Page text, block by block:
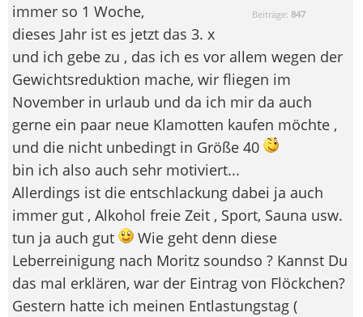
Beiträge:847
immer so 1 Woche,
dieses Jahr ist es jetzt das 3. x
und ich gebe zu , das ich es vor allem wegen der
Gewichtsreduktion mache, wir fliegen im
November in urlaub und da ich mir da auch
gerne ein paar neue Klamotten kaufen möchte ,
und die nicht unbedingt in Größe 40
bin ich also auch sehr motiviert...
Allerdings ist die entschlackung dabei ja auch
immer gut , Alkohol freie Zeit , Sport, Sauna usw.
tun ja auch gut
Wie geht denn diese
Leberreinigung nach Moritz soundso ? Kannst Du
das mal erklären, war der Eintrag von Flöckchen?
Gestern hatte ich meinen Entlastungstag (